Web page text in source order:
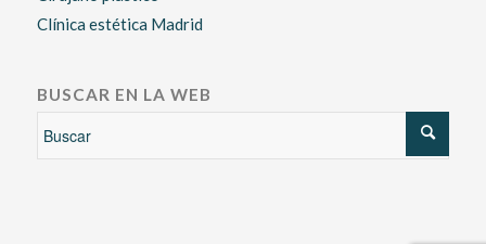
Clínica estética Madrid
BUSCAR EN LA WEB